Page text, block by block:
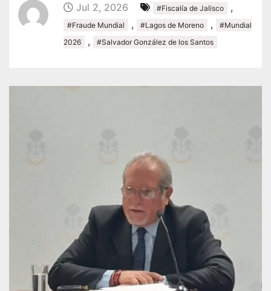
Jul 2, 2026 #Fiscalía de Jalisco ,
#Fraude Mundial , #Lagos de Moreno ,
#Mundial
2026
, #Salvador González de los Santos